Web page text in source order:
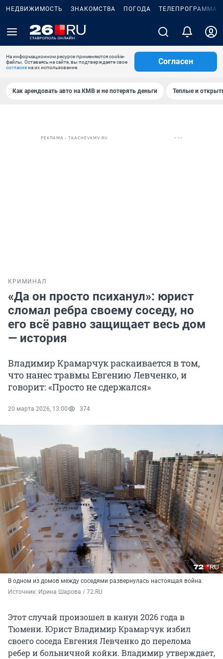
НЕДВИЖИМОСТЬ ЗНАКОМСТВА ПОГОДА ТЕЛЕПРОГРАММА
На информационном ресурсе применяются cookie-
файлы. Оставаясь на сайте, вы подтверждаете свое
согласиена их использование.
Согласен
Как арендовать авто на КМВ и не потерять деньги Теплые и
РЕКЛАМА • TKACHEVKMV.RU
КРИМИНАЛ
«Да он просто психанул»: юрист
сломал ребра своему соседу, но
его всё равно защищает весь дом
— история
Владимир Крамарчук раскаивается в том,
что нанес травмы Евгению Левченко, и
говорит: «Просто не сдержался»
20 марта 2026, 13:00 374
В одном из домов между соседями развернулась настоящая война
Источник: Ирина Шарова / 72.RU
Этот случай произошел в канун 2026 года в
Тюмени. Юрист Владимир Крамарчук избил
своего соседа Евгения Левченко до перелома
ребер и больничной койки. Владимир утверждает,